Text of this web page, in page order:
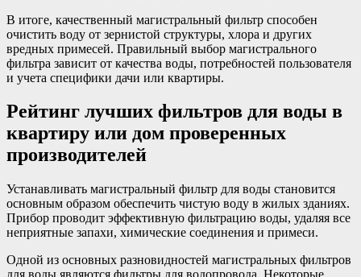
В итоге, качественный магистральный фильтр способен
очистить воду от зернистой структуры, хлора и других
вредных примесей. Правильный выбор магистрального
фильтра зависит от качества воды, потребностей пользователя
и учета специфики дачи или квартиры.
Рейтинг лучших фильтров для воды в
квартиру или дом проверенных
производителей
Устанавливать магистральный фильтр для воды становится
основным образом обеспечить чистую воду в жилых зданиях.
Прибор проводит эффективную фильтрацию воды, удаляя все
неприятные запахи, химические соединения и примеси.
Одной из основных разновидностей магистральных фильтров